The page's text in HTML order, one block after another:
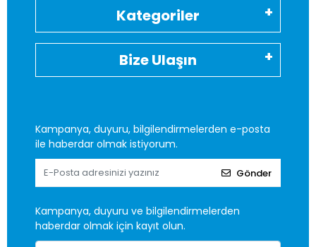
Kategoriler
Bize Ulaşın
Kampanya, duyuru, bilgilendirmelerden e-posta
ile haberdar olmak istiyorum.
Gönder
Kampanya, duyuru ve bilgilendirmelerden
haberdar olmak için kayıt olun.